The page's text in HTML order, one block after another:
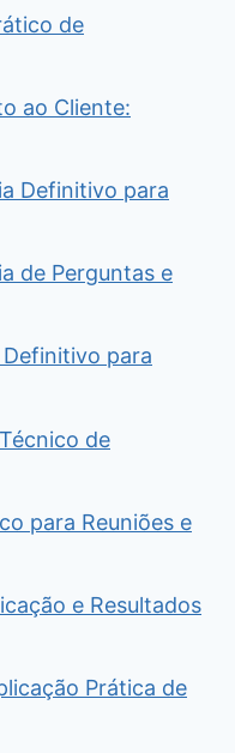
de
ao Cliente:
Definitivo para
de Perguntas e
Definitivo para
de
para Reuniões e
e Resultados
Prática de